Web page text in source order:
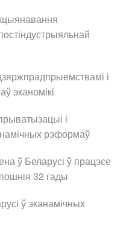
і
эканомікі
і
рэформаў
ў Беларусі ў працэсе
32 гады
ў эканамічных